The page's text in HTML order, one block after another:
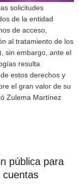
solicitudes
de la entidad
de acceso,
al tratamiento de los
sin embargo, ante el
resulta
estos derechos y
el gran valor de su
Zulema Martínez
pública para
cuentas